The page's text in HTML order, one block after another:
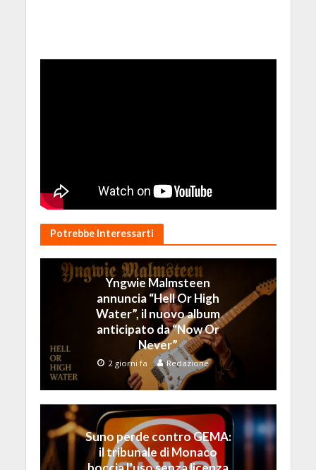
Potrebbe Interessarti
Yngwie Malmsteen
annuncia “Hell Or High
Water”, il nuovo album
anticipato da “Now Or
Never”
2 giorni fa Redazione
Suno perde contro GEMA:
il tribunale di Monaco